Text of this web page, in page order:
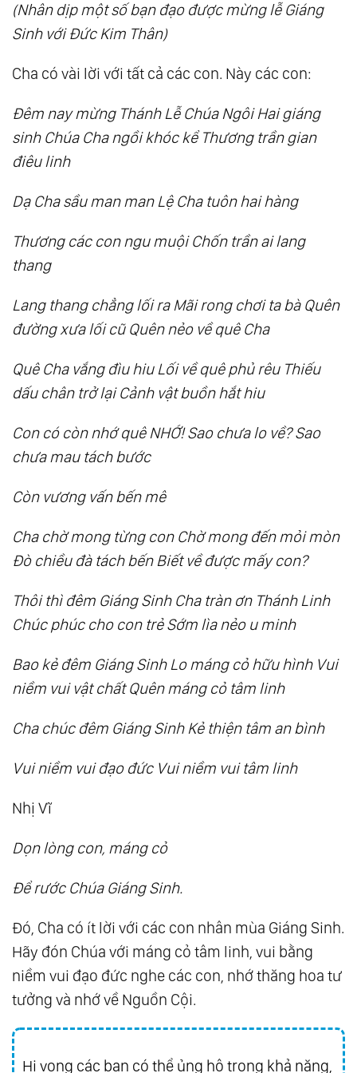
Câu 29
19.Thượng Đế Giảng Chân Lý: Câu 31, Câu 32
34, Câu 35
21.Thượng Đế Giảng Chân Lý: Câu 36
23.Thượng Đế Giảng Chân Lý: Câu 38
25.Thượng Đế Giảng Chân Lý: Câu 40, Câu 41
26.
27.Thượng Đế Giảng Chân Lý: Câu 43
28.Thượng Đế Giảng Chân Lý: Câu 44
30. Thượng Đế Giảng Chân Lý: Câu 46
Thượng Đế Giảng Chân Lý: Câu 47
32.Thượng Đế Giảng Chân Lý: Câu 48
33.Thượng Đế Giảng Chân Lý: Câu 49
35.Thượng Đế Giảng Chân Lý: Câu 51
36.Thượng Đế Giảng Chân Lý: Câu 52, Câu
53, Câu 54
38.Thượng Đế Giảng Chân Lý: Câu 57, Câu 58
39.Thượng Đế Giảng Chân Lý: Câu 59
40.Thượng Đế Giảng Chân Lý: Câu 60
41. Thượng Đế Giảng Chân Lý: Câu 61
43.Huấn Từ Của Kim Thân Cha Về “Tình Yêu
Của Cha”
45.
Vô Vi
Đạo Cần Thơ Và Trà Vinh (1978)
47.
Huấn Từ Của Kim Thân Cha Dịp Bạn Đạo
Cần Thơ Và Trà Vinh Chào Từ Biệt (1978)
48. Huấn Từ Của Kim Thân Cha Tại Tư Thất Bà
T. T. N. (1978)
(Nhân dịp một số bạn đạo được mừng lễ Giáng
Sinh với Đức Kim Thân)
Cha có vài lời với tất cả các con. Này các con:
Đêm nay mừng Thánh Lễ Chúa Ngôi Hai giáng
sinh Chúa Cha ngồi khóc kể Thương trần gian
điêu linh
Dạ Cha sầu man man Lệ Cha tuôn hai hàng
Thương các con ngu muội Chốn trần ai lang
thang
Lang thang chẳng lối ra Mãi rong chơi ta bà Quên
đường xưa lối cũ Quên nẻo về quê Cha
Quê Cha vắng đìu hiu Lối về quê phủ rêu Thiếu
dấu chân trở lại Cảnh vật buồn hắt hiu
Con có còn nhớ quê NHỚ! Sao chưa lo về? Sao
chưa mau tách bước
Còn vương vấn bến mê
Cha chờ mong từng con Chờ mong đến mỏi mòn
Đò chiều đà tách bến Biết về được mấy con?
Thôi thì đêm Giáng Sinh Cha tràn ơn Thánh Linh
Chúc phúc cho con trẻ Sớm lìa nẻo u minh
Bao kẻ đêm Giáng Sinh Lo máng cỏ hữu hình Vui
niềm vui vật chất Quên máng cỏ tâm linh
Cha chúc đêm Giáng Sinh Kẻ thiện tâm an bình
Vui niềm vui đạo đức Vui niềm vui tâm linh
Nhị Vĩ
Dọn lòng con, máng cỏ
Để rước Chúa Giáng Sinh.
Đó, Cha có ít lời với các con nhân mùa Giáng Sinh.
Hãy đón Chúa với máng cỏ tâm linh, vui bằng
niềm vui đạo đức nghe các con, nhớ thăng hoa tư
tưởng và nhớ về Nguồn Cội.
Hi vọng các bạn có thể ủng hộ trong khả năng,